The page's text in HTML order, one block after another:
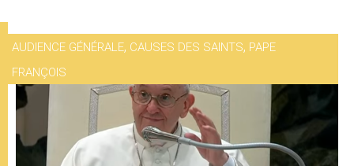
AUDIENCE GÉNÉRALE, CAUSES DES SAINTS, PAPE
FRANÇOIS